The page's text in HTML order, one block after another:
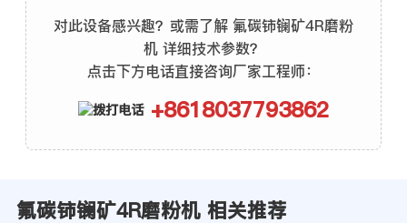
对此设备感兴趣？或需了解 氟碳铈镧矿4R磨粉
机 详细技术参数？
点击下方电话直接咨询厂家工程师：
+8618037793862
氟碳铈镧矿4R磨粉机 相关推荐